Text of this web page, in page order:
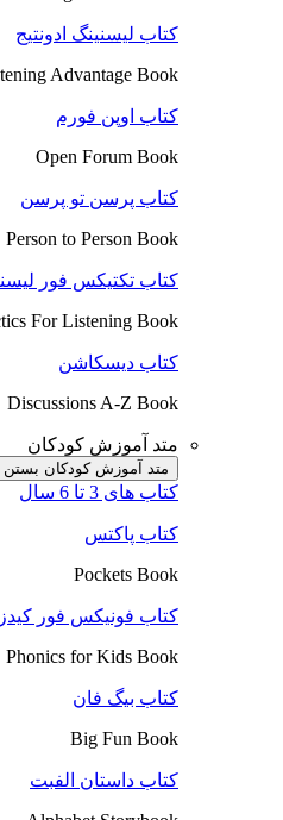
کتاب لیسنینگ ادونتیج
Advantage Book
کتاب اوپن فورم
Open Forum Book
کتاب پرسن تو پرسن
Person to Person Book
کتاب تکتیکس فور
For Listening Book
کتاب دیسکاشن
Discussions A-Z Book
متد آموزش کودکان
متد آموزش کودکان بستن
کتاب های 3 تا 6 سال
کتاب پاکتس
Pockets Book
کتاب فونیکس فور کیدز
Phonics for Kids Book
کتاب بیگ فان
Big Fun Book
کتاب داستان الفبت